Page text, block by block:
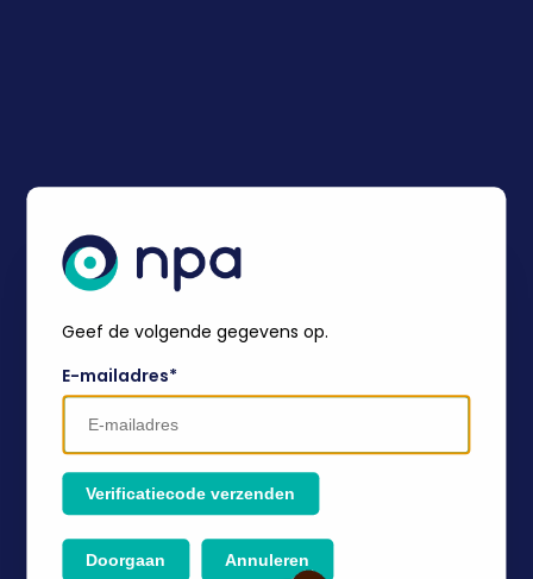
Geef de volgende gegevens op.
E-mailadres*
Verificatiecode verzenden
Doorgaan Annuleren